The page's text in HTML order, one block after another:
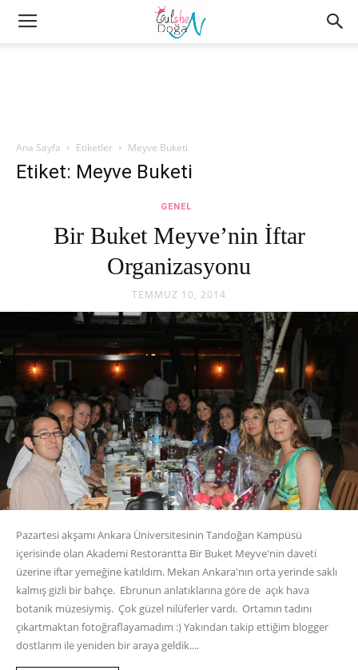
Ana Sayfa Etiketler Meyve Buketi
Etiket: Meyve Buketi
GENEL
Bir Buket Meyve’nin İftar
Organizasyonu
TEMMUZ 10, 2014
Pazartesi akşamı Ankara Üniversitesinin Tandoğan Kampüsü
içerisinde olan Akademi Restorantta Bir Buket Meyve'nin daveti
üzerine iftar yemeğine katıldım. Mekan Ankara'nın orta yerinde saklı
kalmış gizli bir bahçe. Ebrunun anlatıklarına göre de açık hava
botanik müzesiymiş. Çok güzel nilüferler vardı. Ortamın tadını
çıkartmaktan fotoğraflayamadım :) Yakından takip ettiğim blogger
dostlarım ile yeniden bir araya geldik....